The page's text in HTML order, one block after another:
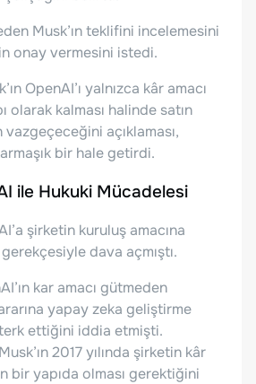
Musk’ın teklifini incelemesini
onay vermesini istedi.
OpenAI’ı yalnızca kâr amacı
olarak kalması halinde satın
açıklaması,
bir hale getirdi.
ile Hukuki Mücadelesi
şirketin kuruluş amacına
gerekçesiyle dava açmıştı.
kar amacı gütmeden
yapay zeka geliştirme
ettiğini iddia etmişti.
2017 yılında şirketin kâr
bir yapıda olması gerektiğini